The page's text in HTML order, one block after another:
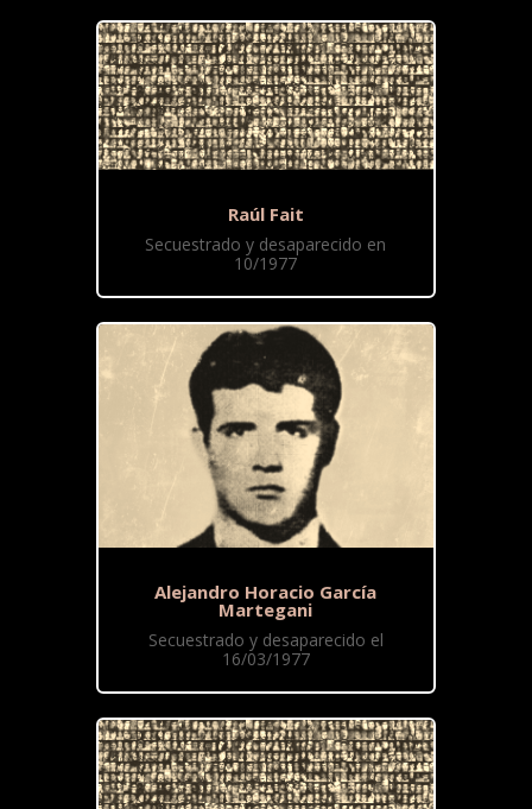
Raúl Fait
Secuestrado y desaparecido en
10/1977
Alejandro Horacio García
Martegani
Secuestrado y desaparecido el
16/03/1977